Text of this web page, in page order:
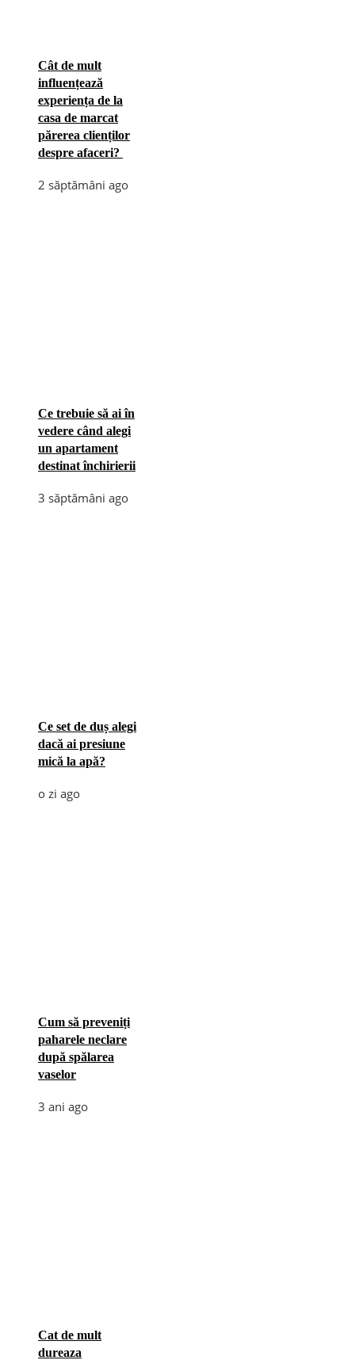
Cât de mult
influențează
experiența de la
casa de marcat
părerea clienților
despre afaceri?
2 săptămâni ago
Ce trebuie să ai în
vedere când alegi
un apartament
destinat închirierii
3 săptămâni ago
Ce set de duș alegi
dacă ai presiune
mică la apă?
o zi ago
Cum să preveniți
paharele neclare
după spălarea
vaselor
3 ani ago
Cat de mult
dureaza